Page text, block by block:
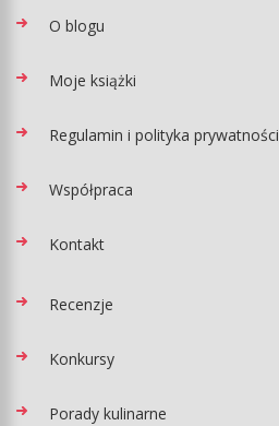
O blogu
Moje książki
Regulamin i polityka prywatności
Współpraca
Kontakt
Recenzje
Konkursy
Porady kulinarne